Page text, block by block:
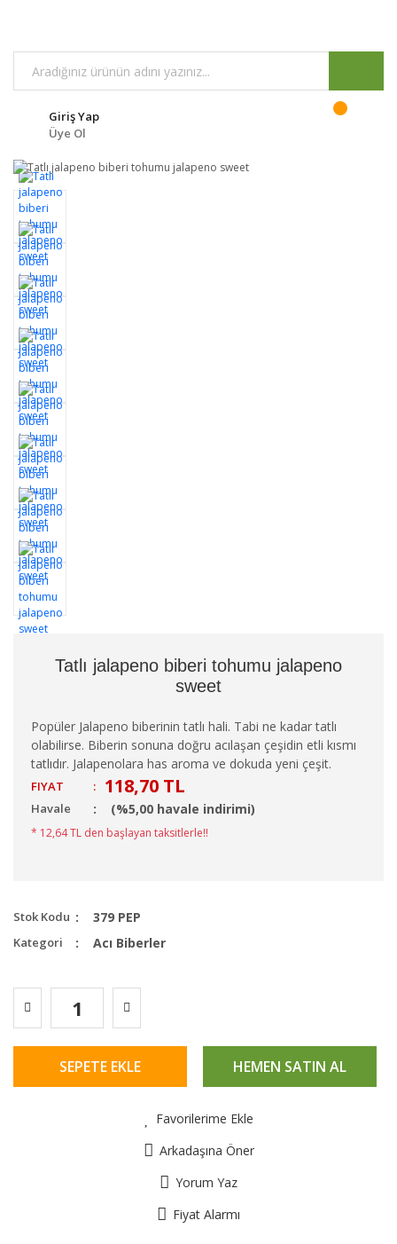
Giriş Yap
Üye Ol
Tatlı jalapeno biberi tohumu jalapeno
sweet
Popüler Jalapeno biberinin tatlı hali. Tabi ne kadar tatlı
olabilirse. Biberin sonuna doğru acılaşan çeşidin etli kısmı
tatlıdır. Jalapenolara has aroma ve dokuda yeni çeşit.
FIYAT : 118,70 TL
Havale (%5,00 havale indirimi)
* 12,64 TL den başlayan taksitlerle!!
Stok Kodu 379 PEP
Kategori Acı Biberler
SEPETE EKLE HEMEN SATIN AL
Favorilerime Ekle
Arkadaşına Öner
Yorum Yaz
Fiyat Alarmı